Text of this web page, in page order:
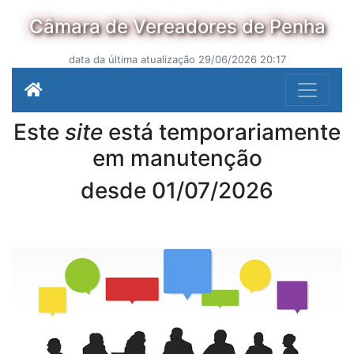
Câmara de Vereadores de Penha
data da última atualização 29/06/2026 20:17
Este site está temporariamente
em manutenção
desde 01/07/2026